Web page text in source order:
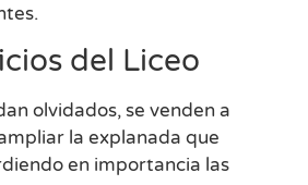
del Liceo
olvidados, se venden a
la explanada que
en importancia las